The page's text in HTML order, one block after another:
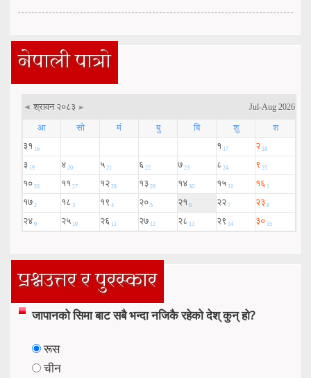
नेपाली पात्रो
प्रश्नउत्तर र पुरस्कार
जापानको सिमा बाट सबै भन्दा नजिकै रहेको देश् कुन् हो?
रूस
चीन